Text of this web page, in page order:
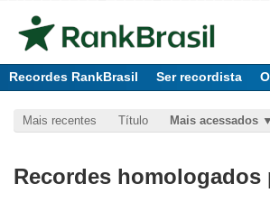
Recordes RankBrasil Ser recordista
Mais recentes Título Mais acessados
Recordes homologados